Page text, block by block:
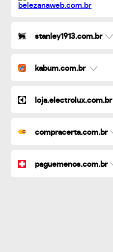
stanley1913.com.br
kabum.com.br
loja.electrolux.com.br
compracerta.com.br
paguemenos.com.br